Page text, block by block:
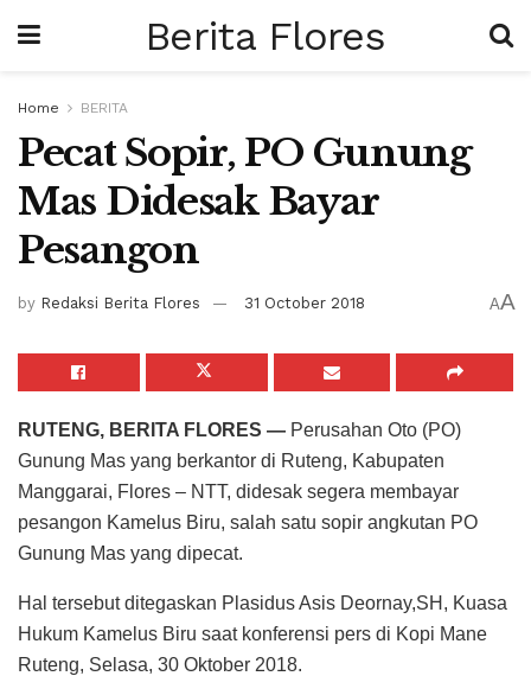
Berita Flores
Home BERITA
Pecat Sopir, PO Gunung
Mas Didesak Bayar
Pesangon
by Redaksi Berita Flores 31 October 2018 AA
RUTENG, BERITA FLORES — Perusahan Oto (PO)
Gunung Mas yang berkantor di Ruteng, Kabupaten
Manggarai, Flores – NTT, didesak segera membayar
pesangon Kamelus Biru, salah satu sopir angkutan PO
Gunung Mas yang dipecat.
Hal tersebut ditegaskan Plasidus Asis Deornay,SH, Kuasa
Hukum Kamelus Biru saat konferensi pers di Kopi Mane
Ruteng, Selasa, 30 Oktober 2018.